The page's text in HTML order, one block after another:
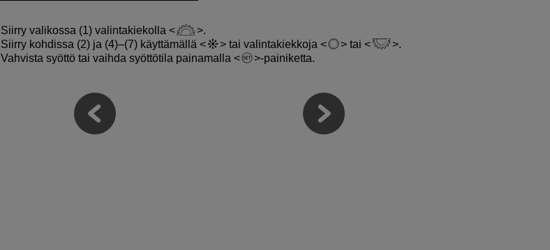
Siirry valikossa (1) valintakiekolla
.
Siirry kohdissa (2) ja (4)–(7) käyttämällä
tai valintakiekkoja tai
.
Vahvista syöttö tai vaihda syöttötila painamalla
-painiketta.